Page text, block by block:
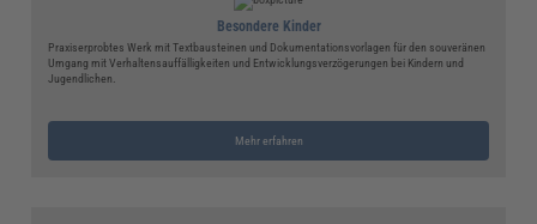
Besondere Kinder
Praxiserprobtes Werk mit Textbausteinen und Dokumentationsvorlagen für den souveränen
Umgang mit Verhaltensauffälligkeiten und Entwicklungsverzögerungen bei Kindern und
Jugendlichen.
Mehr erfahren